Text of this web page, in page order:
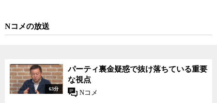
に巣くっているところに問題がある。
論」などを理由に却下することは難しいはずだ。砂川事件判決に代
表される、いわゆる「統治行為論」で、法律面から戦後レジームを
支えてきた裁判所にとっても、この提訴はアリの一穴ならぬハチの
一刺しとなる可能性を持っていると言えるだろう。
Nコメの放送
63分
パーティ裏金疑惑で抜け落ちている重要
な視点
Nコメ